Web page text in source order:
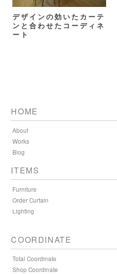
デザインの効いたカーテ
ンと合わせたコーディネ
ート
HOME
About
Works
Blog
ITEMS
Furniture
Order Curtain
Lighting
COORDINATE
Total Coordinate
Shop Coordinate